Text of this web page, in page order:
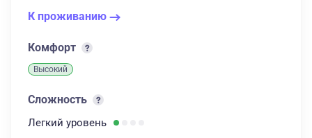
К проживанию
Комфорт
Высокий
Сложность
Легкий уровень